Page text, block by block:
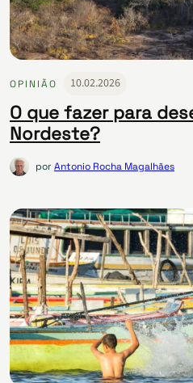
OPINIÃO 10.02.2026
O que fazer para
Nordeste?
porAntonio Rocha Magalhães